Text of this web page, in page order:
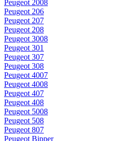
Peugeot 2008
Peugeot 206
Peugeot 207
Peugeot 208
Peugeot 3008
Peugeot 301
Peugeot 307
Peugeot 308
Peugeot 4007
Peugeot 4008
Peugeot 407
Peugeot 408
Peugeot 5008
Peugeot 508
Peugeot 807
Peugeot Bipper